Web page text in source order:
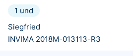
1 und
Siegfried
INVIMA 2018M-013113-R3